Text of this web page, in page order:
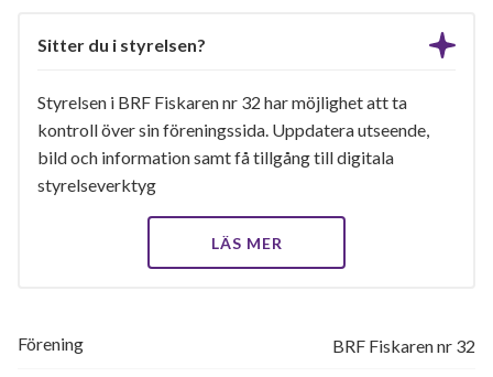
Sitter du i styrelsen?
Styrelsen i BRF Fiskaren nr 32 har möjlighet att ta
kontroll över sin föreningssida. Uppdatera utseende,
bild och information samt få tillgång till digitala
styrelseverktyg
LÄS MER
Förening BRF Fiskaren nr 32